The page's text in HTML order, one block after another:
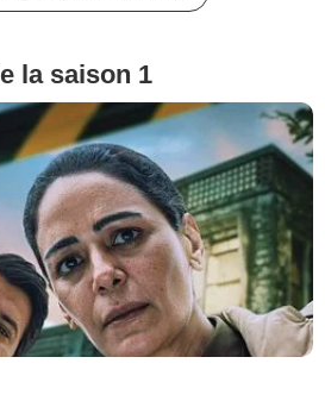
la saison 1